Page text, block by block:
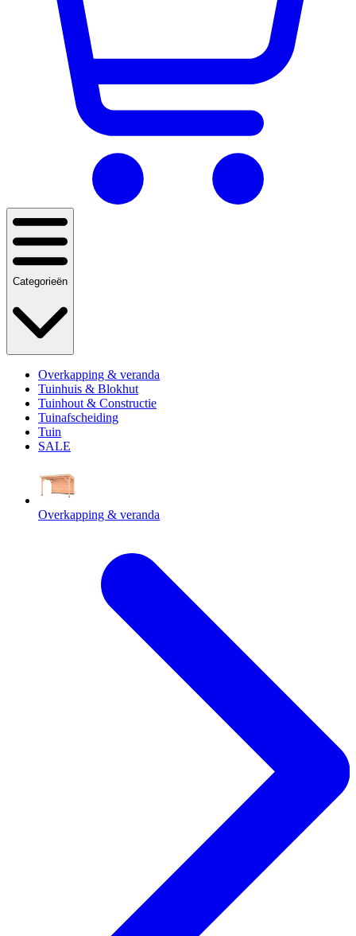
Categorieën
Overkapping & veranda
Tuinhuis & Blokhut
Tuinhout & Constructie
Tuinafscheiding
Tuin
SALE
Overkapping & veranda